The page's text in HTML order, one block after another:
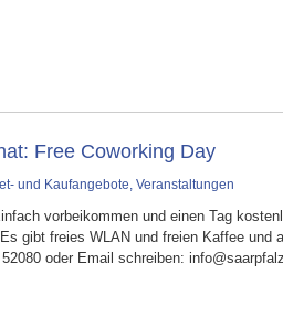
Free Coworking Day
und Kaufangebote Veranstaltungen
vorbeikommen und einen Tag
gibt freies WLAN und freien Kaffee und
oder Email schreiben: